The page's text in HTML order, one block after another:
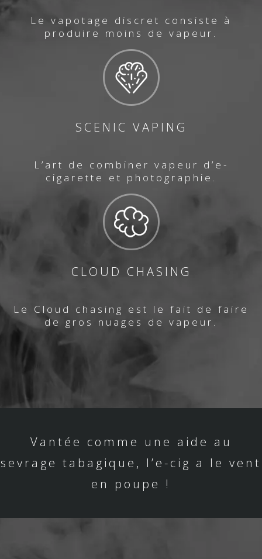
Le vapotage discret consiste à
produire moins de vapeur.
SCENIC VAPING
L’art de combiner vapeur d’e-
cigarette et photographie.
CLOUD CHASING
Le Cloud chasing est le fait de faire
de gros nuages de vapeur.
Vantée comme une aide au
sevrage tabagique, l’e-cig a le vent
en poupe !